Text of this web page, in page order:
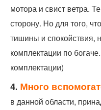
мотора и свист ветра.
сторону. Но для того,
тишины и спокойствия,
комплектации по
комплектации)
4. Много
в данной области,